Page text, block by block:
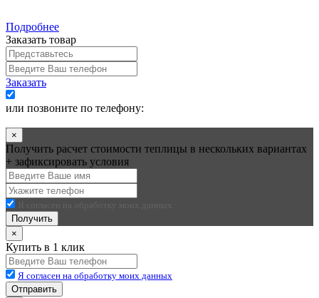
Подробнее
Заказать товар
Заказать
или позвоните по телефону:
×
Получить расчет стоимости теплицы в нескольких вариантах
+ зафиксировать условия
Я согласен на обработку моих данных
Получить
×
Купить в 1 клик
Я согласен на обработку моих данных
Отправить